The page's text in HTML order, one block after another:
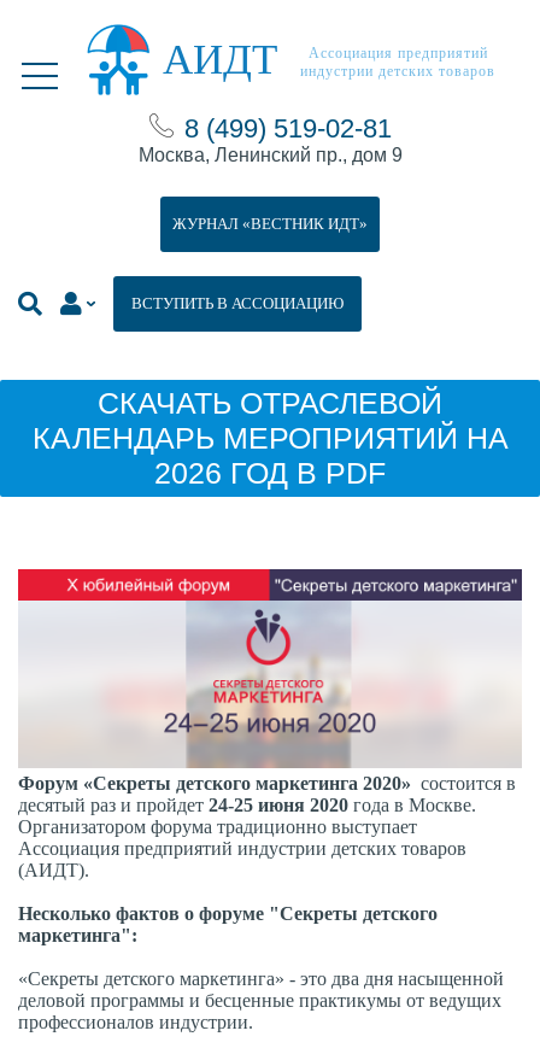
АИДТ
Ассоциация предприятий
индустрии детских товаров
8 (499) 519-02-81
Москва, Ленинский пр., дом 9
ВСТУПИТЬ В АССОЦИАЦИЮ
ЖУРНАЛ «ВЕСТНИК ИДТ»
СКАЧАТЬ ОТРАСЛЕВОЙ
КАЛЕНДАРЬ МЕРОПРИЯТИЙ НА
2026 ГОД В PDF
Форум «Секреты детского маркетинга 2020» состоится в
десятый раз и пройдет 24-25 июня 2020 года в Москве.
Организатором форума традиционно выступает
Ассоциация предприятий индустрии детских товаров
(АИДТ).
Несколько фактов о форуме "Секреты детского
маркетинга":
«Секреты детского маркетинга» - это два дня насыщенной
деловой программы и бесценные практикумы от ведущих
профессионалов индустрии.